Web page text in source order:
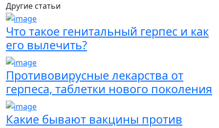
Другие статьи
Что такое генитальный герпес и как
его вылечить?
Противовирусные лекарства от
герпеса, таблетки нового поколения
Какие бывают вакцины против